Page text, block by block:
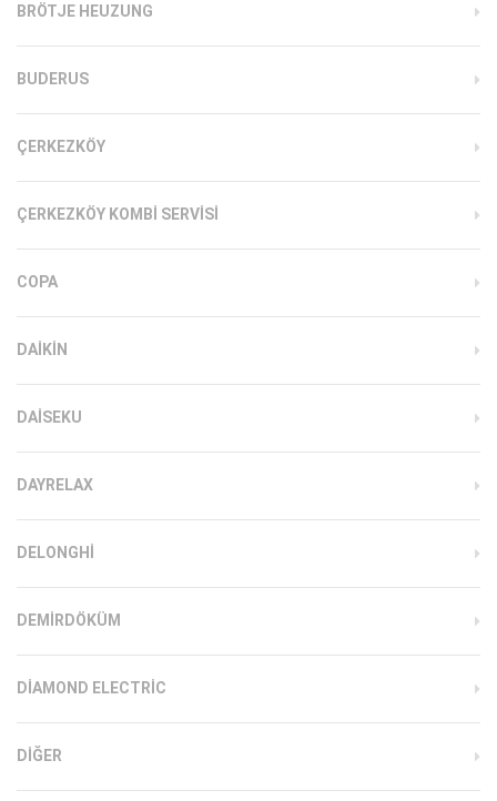
BRÖTJE HEUZUNG
BUDERUS
ÇERKEZKÖY
ÇERKEZKÖY KOMBI SERVISI
COPA
DAIKIN
DAISEKU
DAYRELAX
DELONGHI
DEMIRDÖKÜM
DIAMOND ELECTRIC
DIĞER